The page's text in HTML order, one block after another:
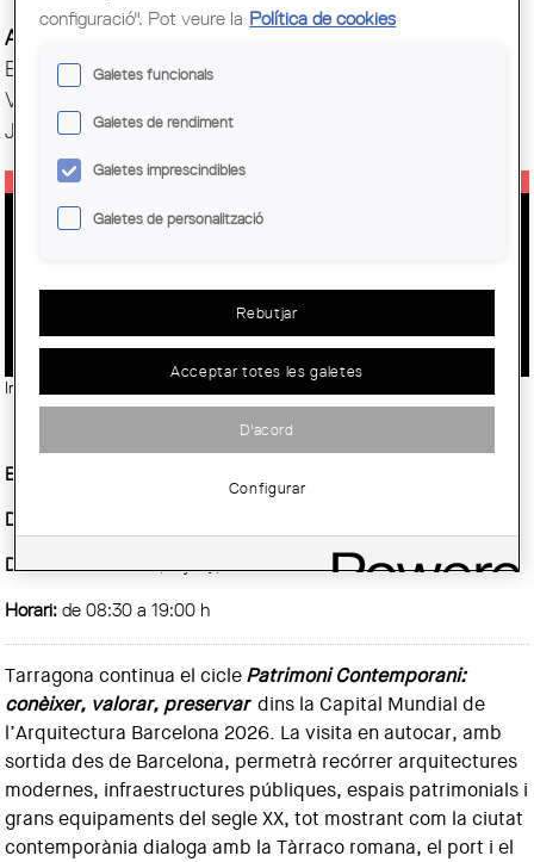
Actes COAC
Exposicions COAC
Visites COAC
Jornades
PATRIMONI CONTEMPORANI:
VISITA TARRAGONA
Imatge: Arquitectura Catalana COAC / Lluís Casals
Entitat Organitzadora :
Demarcació :
Data inici :Dissabte, 6 juny, 2026
Horari:de 08:30 a 19:00 h
Tarragona continua el ciclePatrimoni Contemporani:
conèixer, valorar, preservardins la Capital Mundial de
l’Arquitectura Barcelona 2026. La visita en autocar, amb
sortida des de Barcelona, permetrà recórrer arquitectures
modernes, infraestructures públiques, espais patrimonials i
grans equipaments del segle XX, tot mostrant com la ciutat
contemporània dialoga amb la Tàrraco romana, el port i el
configuració". Pot veure la Política de cookies
Galetes funcionals
Galetes de rendiment
Galetes imprescindibles
Galetes de personalització
Rebutjar
Acceptar totes les galetes
D'acord
Configurar